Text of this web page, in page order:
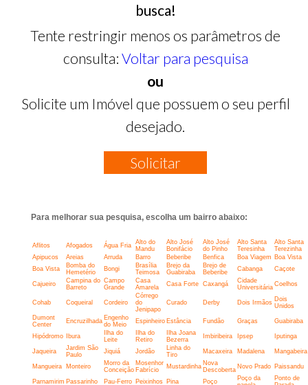
busca!
Tente restringir menos os parâmetros de
consulta: Voltar para pesquisa
ou
Solicite um Imóvel que possuem o seu perfil
desejado.
Solicitar
Para melhorar sua pesquisa, escolha um bairro abaixo:
Aflitos Afogados Água Fria
Alto do
Mandu
Alto José
Bonifácio
Alto José
do Pinho
Alto Santa
Teresinha
Alto Santa
Terezinha
Apipucos
Areias Arruda Barro Beberibe Benfica Boa Viagem Boa Vista
Boa Vista
Bomba do
Hemetério
Bongi
Brasília
Teimosa
Brejo da
Guabiraba
Brejo de
Beberibe
Cabanga Caçote
Cajueiro
Campina do
Barreto
Campo
Grande
Casa
Amarela
Casa Forte Caxangá
Cidade
Universitária Coelhos
Cohab Coqueiral Cordeiro
Córrego
do
Jenipapo
Curado Derby Dois Irmãos Dois
Unidos
Dumont
Center
Encruzilhada Engenho
do Meio
Espinheiro Estância Fundão Graças Guabiraba
Hipódromo Ibura
Ilha do
Leite
Ilha do
Retiro
Ilha Joana
Bezerra
Imbiribeira Ipsep Iputinga
Jaqueira
Jardim São
Paulo
Jiquiá Jordão
Linha do
Tiro
Macaxeira Madalena Mangabeira
Mangueira Monteiro
Morro da
Conceição
Mosenhor
Fabrício
Mustardinha Nova
Descoberta Novo Prado Paissandu
Parnamirim Passarinho Pau-Ferro Peixinhos Pina Poço
Poço da
Ponto de